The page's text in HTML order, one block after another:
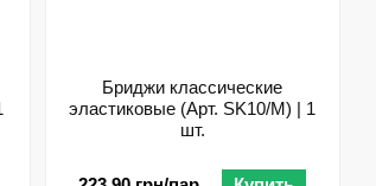
Бриджи классические
эластиковые (Арт. SK10/M) | 1
шт.